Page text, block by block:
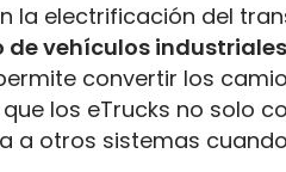
la electrificación del
vehículos
convertir los
los eTrucks no solo
a otros sistemas